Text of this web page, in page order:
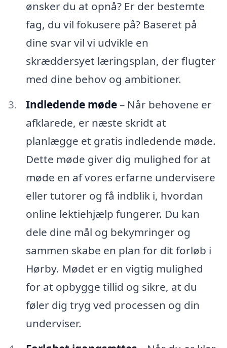
ønsker du at opnå? Er der bestemte
fag, du vil fokusere på? Baseret på
dine svar vil vi udvikle en
skræddersyet læringsplan, der flugter
med dine behov og ambitioner.
Indledende møde– Når behovene er
afklarede, er næste skridt at
planlægge et gratis indledende møde.
Dette møde giver dig mulighed for at
møde en af vores erfarne undervisere
eller tutorer og få indblik i, hvordan
online lektiehjælp fungerer. Du kan
dele dine mål og bekymringer og
sammen skabe en plan for dit forløb i
Hørby. Mødet er en vigtig mulighed
for at opbygge tillid og sikre, at du
føler dig tryg ved processen og din
underviser.